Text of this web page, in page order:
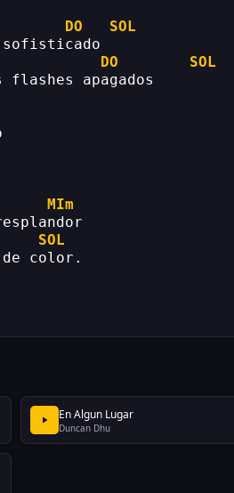
DO
SOL
sofisticado
DO
SOL
flashes apagados
MIm
SOL
color.
En Algun Lugar
Duncan Dhu